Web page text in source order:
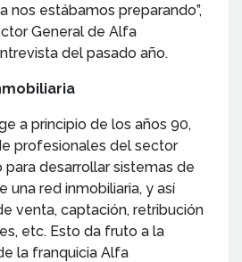
nos estábamos preparando”,
General de Alfa
del pasado año.
a principio de los años 90,
profesionales del sector
para desarrollar sistemas de
una red inmobiliaria, y así
venta, captación, retribución
etc. Esto da fruto a la
la franquicia Alfa